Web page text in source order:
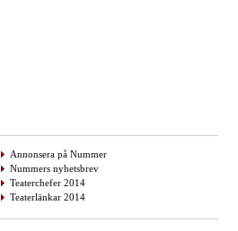
Annonsera på Nummer
Nummers nyhetsbrev
Teaterchefer 2014
Teaterlänkar 2014